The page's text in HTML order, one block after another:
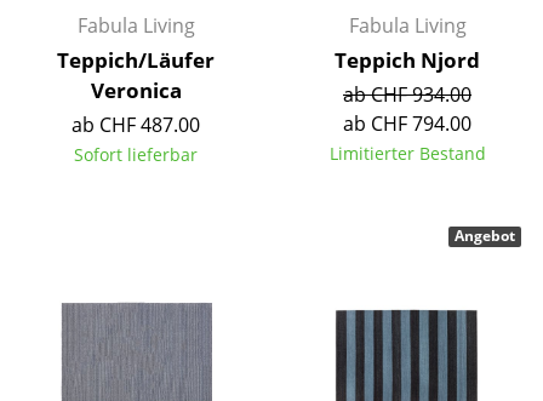
Schlafzimmer
Kinderzimmer
Stauraum
Balkon & Garten
Fabula Living
Teppich/Läufer
Veronica
ab CHF 487.00
Sofort lieferbar
Fabula Living
Teppich Njord
ab CHF 934.00
ab CHF 794.00
Limitierter Bestand
Angebot